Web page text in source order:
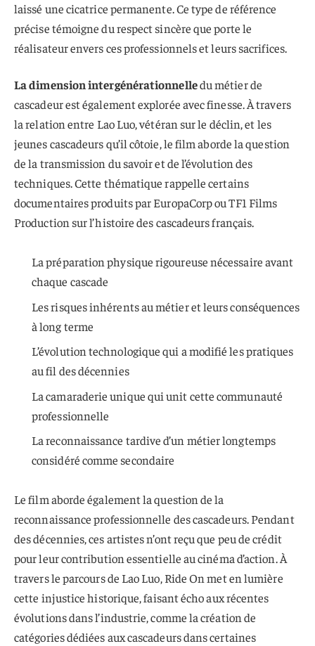
laissé une cicatrice permanente. Ce type de référence
précise témoigne du respect sincère que porte le
réalisateur envers ces professionnels et leurs sacrifices.
La dimension intergénérationnelledu métier de
cascadeur est également explorée avec finesse. À travers
la relation entre Lao Luo, vétéran sur le déclin, et les
jeunes cascadeurs qu’il côtoie, le film aborde la question
de la transmission du savoir et de l’évolution des
techniques. Cette thématique rappelle certains
documentaires produits par EuropaCorp ou TF1 Films
Production sur l’histoire des cascadeurs français.
La préparation physique rigoureuse nécessaire avant
chaque cascade
Les risques inhérents au métier et leurs conséquences
à long terme
L’évolution technologique qui a modifié les pratiques
au fil des décennies
La camaraderie unique qui unit cette communauté
professionnelle
La reconnaissance tardive d’un métier longtemps
considéré comme secondaire
Le film aborde également la question de la
reconnaissance professionnelle des cascadeurs. Pendant
des décennies, ces artistes n’ont reçu que peu de crédit
pour leur contribution essentielle au cinéma d’action. À
travers le parcours de Lao Luo, Ride On met en lumière
cette injustice historique, faisant écho aux récentes
évolutions dans l’industrie, comme la création de
catégories dédiées aux cascadeurs dans certaines